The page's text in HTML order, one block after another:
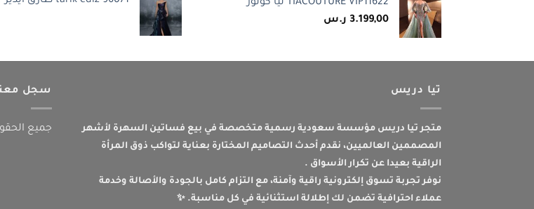
2.990,00 ر.س.
1.599,00 ر.س.
TIACOUTURE VIP11622 تيا كوتور
3.199,00 ر.س
2.550,00 ر.س.
تيا دريس
متجر تيا دريس مؤسسة سعودية رسمية متخصصة في بيع فساتين السهرة لأشهر
المصممين العالميين، نقدم أحدث التصاميم المختارة بعناية لتواكب ذوق المرأة
الراقية بعيدا عن تكرار الأسواق .
نوفر تجربة تسوق إلكترونية راقية وآمنة، مع التزام كامل بالجودة والأصالة وخدمة
عملاء احترافية تضمن لك إطلالة استثنائية في كل مناسبة. ✨
سجل معنا
جميع